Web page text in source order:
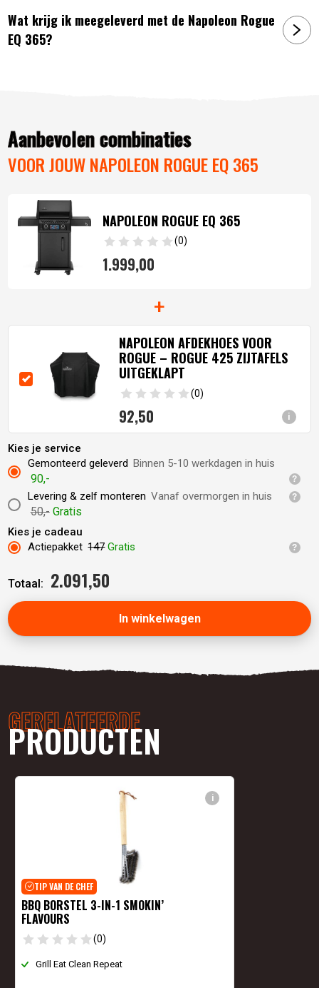
Wat krijg ik meegeleverd met de Napoleon Rogue
EQ 365?
Aanbevolen combinaties
VOOR JOUW NAPOLEON ROGUE EQ 365
NAPOLEON ROGUE EQ 365
(0)
1.999,00
+
i
NAPOLEON AFDEKHOES VOOR
ROGUE – ROGUE 425 ZIJTAFELS
UITGEKLAPT
(0)
92,50
Kies je service
Gemonteerd geleverd
Binnen 5-10 werkdagen in huis
90,-
Levering & zelf monteren Vanaf overmorgen in huis
50,- Gratis
Kies je cadeau
Actiepakket 147Gratis
Totaal: 2.091,50
In winkelwagen
GERELATEERDE
PRODUCTEN
i
TIP VAN DE CHEF
BBQ BORSTEL 3-IN-1 SMOKIN’
FLAVOURS
(0)
Grill Eat Clean Repeat